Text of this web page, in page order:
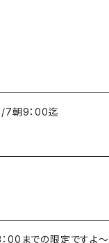
7朝9：00迄
00までの限定ですよ～